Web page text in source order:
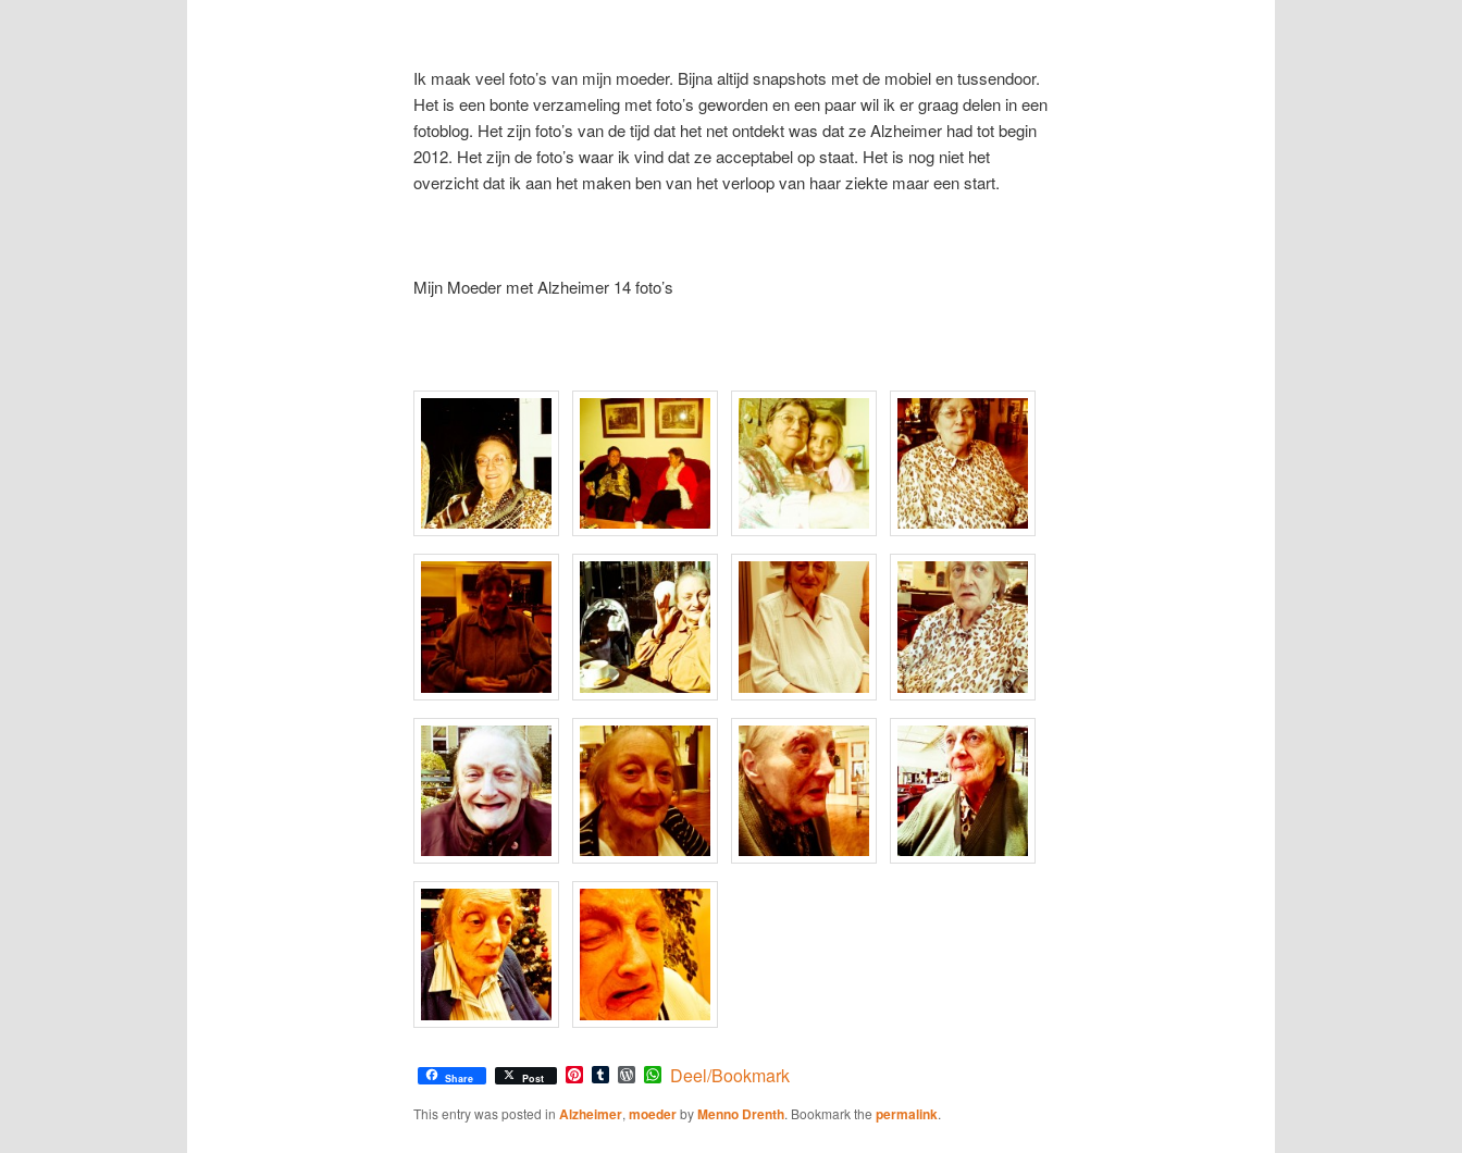
Ik maak veel foto’s van mijn moeder. Bijna altijd snapshots met de mobiel en tussendoor.
Het is een bonte verzameling met foto’s geworden en een paar wil ik er graag delen in een
fotoblog. Het zijn foto’s van de tijd dat het net ontdekt was dat ze Alzheimer had tot begin
2012. Het zijn de foto’s waar ik vind dat ze acceptabel op staat. Het is nog niet het
overzicht dat ik aan het maken ben van het verloop van haar ziekte maar een start.
Mijn Moeder met Alzheimer 14 foto’s
Share Post Pinterest
TumblrWordPress
WhatsApp
Deel/Bookmark
This entry was posted in Alzheimer, moederbyMenno Drenth. Bookmark the permalink.